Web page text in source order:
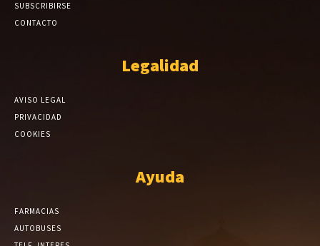
SUBSCRIBIRSE
CONTACTO
Legalidad
AVISO LEGAL
PRIVACIDAD
COOKIES
Ayuda
FARMACIAS
AUTOBUSES